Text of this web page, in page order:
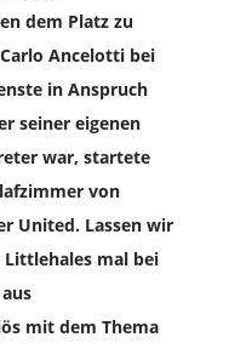
dem Platz zu
Ancelotti bei
in Anspruch
seiner eigenen
war, startete
von
United. Lassen wir
Littlehales mal bei
mit dem Thema